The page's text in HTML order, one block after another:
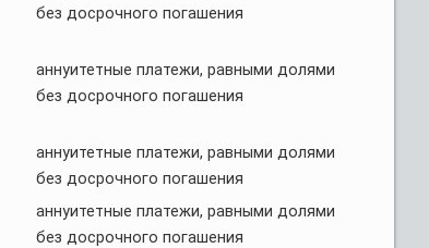
без досрочного погашения
аннуитетные платежи, равными долями
без досрочного погашения
аннуитетные платежи, равными долями
без досрочного погашения
аннуитетные платежи, равными долями
без досрочного погашения